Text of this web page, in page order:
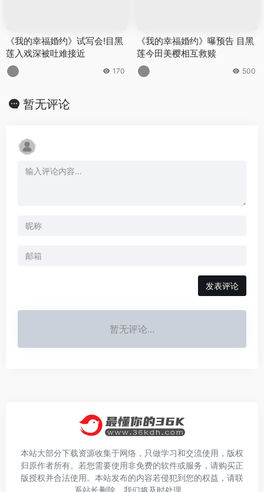
《我的幸福婚约》试写会!目黑
莲入戏深被吐难接近
170
《我的幸福婚约》曝预告 目黑
莲今田美樱相互救赎
500
暂无评论
发表评论
暂无评论...
本站大部分下载资源收集于网络，只做学习和交流使用，版权
归原作者所有。若您需要使用非免费的软件或服务，请购买正
版授权并合法使用。本站发布的内容若侵犯到您的权益，请联
系站长删除，我们将及时处理。